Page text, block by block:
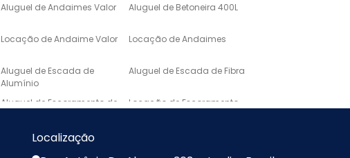
Aluguel de Andaimes Valor Aluguel de Betoneira 400L
Locação de Andaime Valor Locação de Andaimes
Aluguel de Escada de
Alumínio
Aluguel de Escada de Fibra
Aluguel de Escoramento de
Locação de Escoramento
Lavatório de Mármore para
Localização